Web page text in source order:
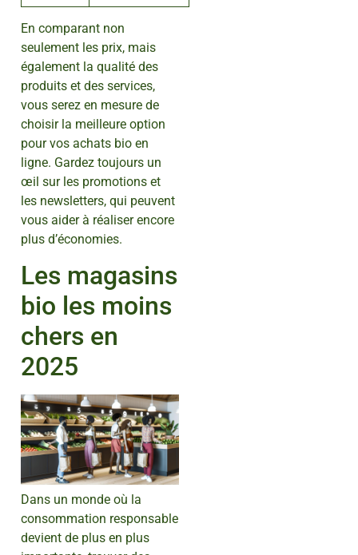
En comparant non
seulement les prix, mais
également la qualité des
produits et des services,
vous serez en mesure de
choisir la meilleure option
pour vos achats bio en
ligne. Gardez toujours un
œil sur les promotions et
les newsletters, qui peuvent
vous aider à réaliser encore
plus d’économies.
Les magasins
bio les moins
chers en
2025
Dans un monde où la
consommation responsable
devient de plus en plus